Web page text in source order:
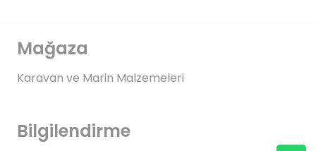
Mağaza
Karavan ve Marin Malzemeleri
Bilgilendirme